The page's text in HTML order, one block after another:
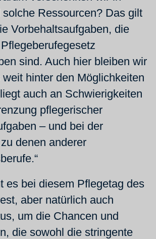
Ressourcen? Das gilt
Vorbehaltsaufgaben, die
sind. Auch hier bleiben wir
hinter den Möglichkeiten
auch an Schwierigkeiten
pflegerischer
– und bei der
denen anderer
es bei diesem Pflegetag des
aber natürlich auch
um die Chancen und
die sowohl die stringente